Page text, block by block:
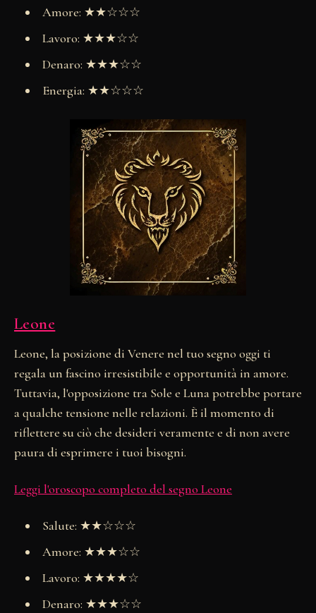
Amore: ★★☆☆☆
Lavoro: ★★★☆☆
Denaro: ★★★☆☆
Energia: ★★☆☆☆
Leone
Leone, la posizione di Venere nel tuo segno oggi ti
regala un fascino irresistibile e opportunità in amore.
Tuttavia, l'opposizione tra Sole e Luna potrebbe portare
a qualche tensione nelle relazioni. È il momento di
riflettere su ciò che desideri veramente e di non avere
paura di esprimere i tuoi bisogni.
Leggi l'oroscopo completo del segno Leone
Salute: ★★☆☆☆
Amore: ★★★☆☆
Lavoro: ★★★★☆
Denaro: ★★★☆☆